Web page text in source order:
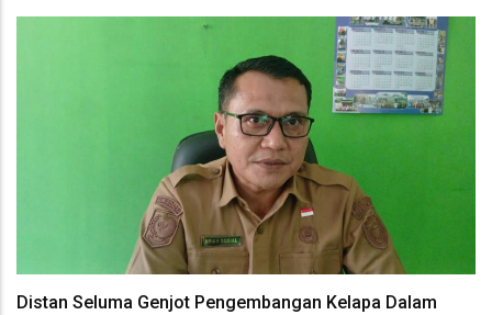
Distan Seluma Genjot Pengembangan Kelapa Dalam